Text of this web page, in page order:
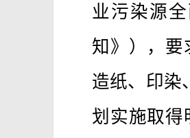
业污染源
知》），要
造纸、印染
划实施取得